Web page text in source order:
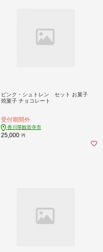
ピンク・シュトレン セット お菓子
焼菓子 チョコレート
受付期間外
香川県観音寺市
25,000 円